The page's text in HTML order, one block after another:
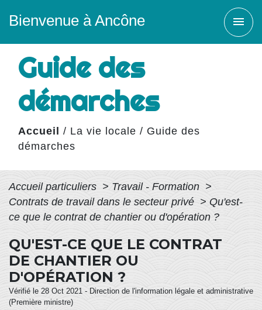
Bienvenue à Ancône menu
Guide des
démarches
Accueil / La vie locale / Guide des
démarches
Accueil particuliers > Travail - Formation >
Contrats de travail dans le secteur privé > Qu'est-
ce que le contrat de chantier ou d'opération ?
QU'EST-CE QUE LE CONTRAT
DE CHANTIER OU
D'OPÉRATION ?
Vérifié le 28 Oct 2021 - Direction de l'information légale et administrative
(Première ministre)